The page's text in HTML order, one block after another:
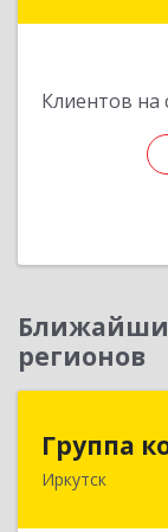
Клиентов
регионов
Группа
Иркутск664007,